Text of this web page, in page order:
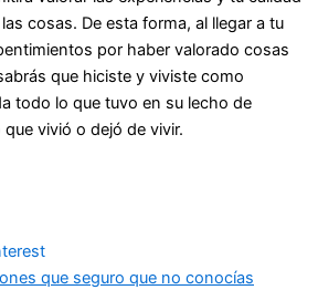
cosas. De esta forma, al llegar a tu
por haber valorado cosas
que hiciste y viviste como
todo lo que tuvo en su lecho de
vivió o dejó de vivir.
que seguro que no conocías